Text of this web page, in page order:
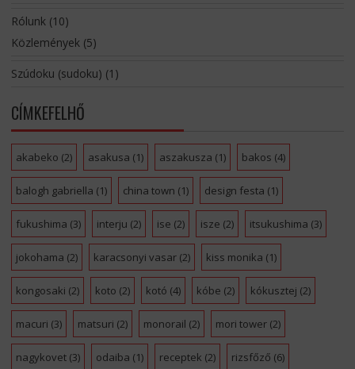
Rólunk(10)
Közlemények(5)
Szúdoku (sudoku) (1)
CÍMKEFELHŐ
akabeko (2) asakusa (1) aszakusza (1) bakos (4)
balogh gabriella (1) china town (1) design festa (1)
fukushima (3) interju (2) ise (2) isze (2) itsukushima (3)
jokohama (2) karacsonyi vasar(2) kiss monika (1)
kongosaki (2) koto (2) kotó (4) kóbe (2) kókusztej (2)
macuri (3) matsuri (2) monorail (2) mori tower(2)
nagykovet(3) odaiba (1) receptek (2) rizsfőző (6)